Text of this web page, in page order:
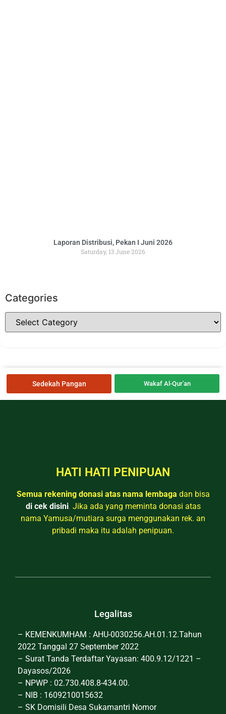
Laporan Distribusi, Pekan I Juni 2026
Saturday, 13 June 2026
Categories
Sedekah Pangan Wakaf Al-Qur'an
HATI HATI PENIPUAN
Semua rekening donasi atas nama lembaga dan bisa
di cek disini. Jika ada yang meminta donasi atas
nama Yamusa/mutiara surga menggunakan rek. an
pribadi maka itu adalah penipuan.
Legalitas
– KEMENKUMHAM : AHU-0030256.AH.01.12.Tahun
2022 Tanggal 27 September 2022
– Surat Tanda Terdaftar Yayasan: 400.9.12/1221 –
Dayasos/2026
– NPWP : 02.730.408.8-434.00.
– NIB : 1609210015632
– SK Domisili Desa Sukamantri Nomor